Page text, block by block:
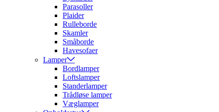
Parasoller
Plaider
Rulleborde
Skamler
Småborde
Havesofaer
Lamper
Bordlamper
Loftslamper
Standerlamper
Trådløse lamper
Væglamper